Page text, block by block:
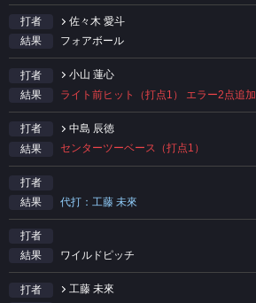
打者
佐々木 愛斗
結果
フォアボール
打者
小山 蓮心
結果
ライト前ヒット（打点1） エラー2点追加
打者
中島 辰徳
結果
センターツーベース（打点1）
打者
結果
代打：工藤 未來
打者
結果
ワイルドピッチ
打者
工藤 未來